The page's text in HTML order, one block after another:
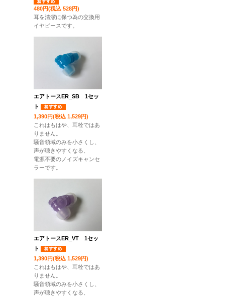
480円(税込 528円)
耳を清潔に保つ為の交換用
イヤピースです。
エアトースER_SB 1セッ
ト
1,390円(税込 1,529円)
これはもはや、耳栓ではあ
りません。
騒音領域のみを小さくし、
声が聴きやすくなる、
電源不要のノイズキャンセ
ラーです。
エアトースER_VT 1セッ
ト
1,390円(税込 1,529円)
これはもはや、耳栓ではあ
りません。
騒音領域のみを小さくし、
声が聴きやすくなる、